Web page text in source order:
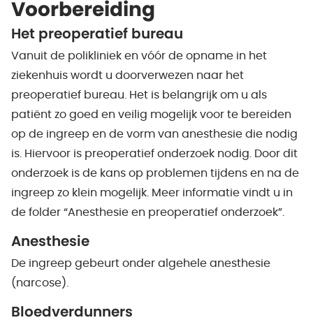
Voorbereiding
Het preoperatief bureau
Vanuit de polikliniek en vóór de opname in het
ziekenhuis wordt u doorverwezen naar het
preoperatief bureau. Het is belangrijk om u als
patiënt zo goed en veilig mogelijk voor te bereiden
op de ingreep en de vorm van anesthesie die nodig
is. Hiervoor is preoperatief onderzoek nodig. Door dit
onderzoek is de kans op problemen tijdens en na de
ingreep zo klein mogelijk. Meer informatie vindt u in
de folder “Anesthesie en preoperatief onderzoek”.
Anesthesie
De ingreep gebeurt onder algehele anesthesie
(narcose).
Bloedverdunners